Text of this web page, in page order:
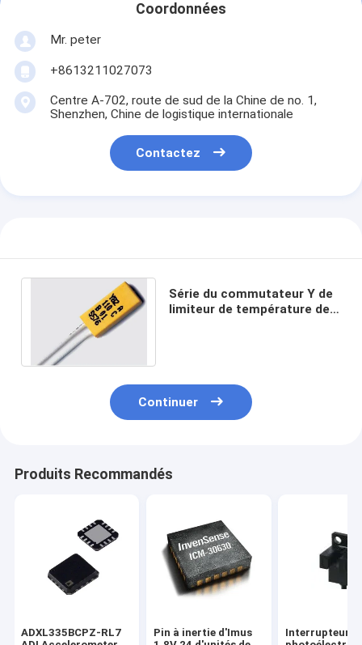
Coordonnées
Mr. peter
+8613211027073
Centre A-702, route de sud de la Chine de no. 1,
Shenzhen, Chine de logistique internationale
Contactez
Série du commutateur Y de
limiteur de température de
Continuer
Produits Recommandés
ADXL335BCPZ-RL7
Pin à inertie d'Imus
Interrupteur